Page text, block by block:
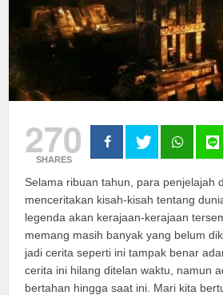
270
SHARES
Selama ribuan tahun, para penjelajah
menceritakan kisah-kisah tentang
legenda akan kerajaan-kerajaan
memang masih banyak yang belum
jadi cerita seperti ini tampak benar
cerita ini hilang ditelan waktu, namun
bertahan hingga saat ini. Mari kita